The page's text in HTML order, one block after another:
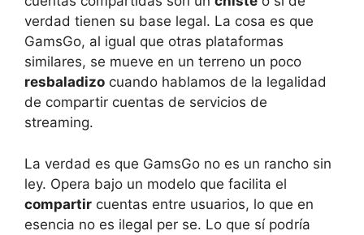
verdad tienen su base legal. La cosa es que
GamsGo, al igual que otras plataformas
similares, se mueve en un terreno un poco
resbaladizo cuando hablamos de la legalidad
de compartir cuentas de servicios de
streaming.
La verdad es que GamsGo no es un rancho sin
ley. Opera bajo un modelo que facilita el
compartir cuentas entre usuarios, lo que en
esencia no es ilegal per se. Lo que sí podría